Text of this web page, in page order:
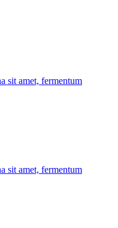
sit amet, fermentum
sit amet, fermentum